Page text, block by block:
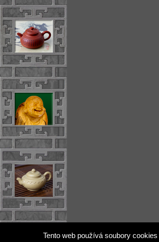
Tento web používá soubory